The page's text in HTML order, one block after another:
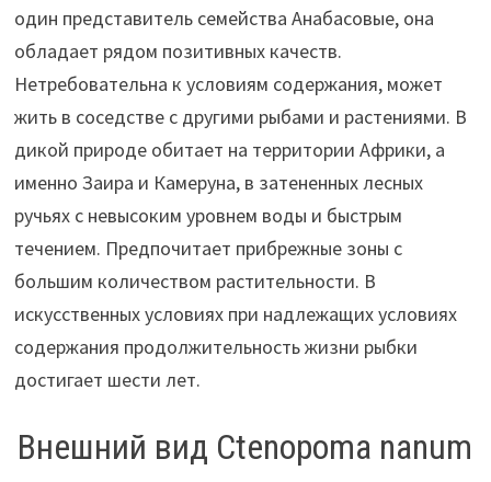
один представитель семейства Анабасовые, она
обладает рядом позитивных качеств.
Нетребовательна к условиям содержания, может
жить в соседстве с другими рыбами и растениями. В
дикой природе обитает на территории Африки, а
именно Заира и Камеруна, в затененных лесных
ручьях с невысоким уровнем воды и быстрым
течением. Предпочитает прибрежные зоны с
большим количеством растительности. В
искусственных условиях при надлежащих условиях
содержания продолжительность жизни рыбки
достигает шести лет.
Внешний вид Ctenopoma nanum